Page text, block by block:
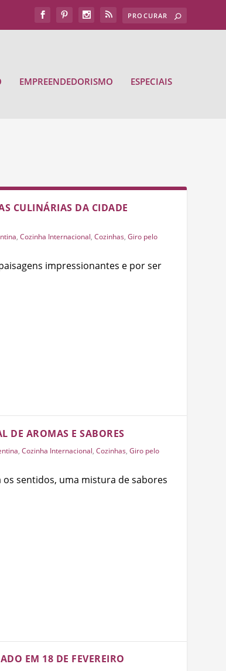
EMPREENDEDORISMO
ESPECIAIS
CULINÁRIAS DA CIDADE
, Cozinha Internacional, Cozinhas, Giro pelo
impressionantes e por ser
DE AROMAS E SABORES
, Cozinha Internacional, Cozinhas, Giro pelo
sentidos, uma mistura de sabores
EM 18 DE FEVEREIRO